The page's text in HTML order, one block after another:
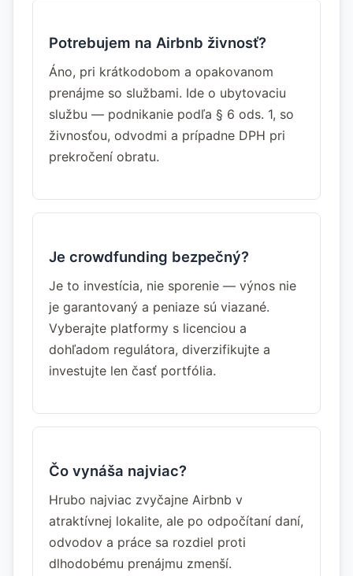
Potrebujem na Airbnb živnosť?
Áno, pri krátkodobom a opakovanom
prenájme so službami. Ide o ubytovaciu
službu — podnikanie podľa § 6 ods. 1, so
živnosťou, odvodmi a prípadne DPH pri
prekročení obratu.
Je crowdfunding bezpečný?
Je to investícia, nie sporenie — výnos nie
je garantovaný a peniaze sú viazané.
Vyberajte platformy s licenciou a
dohľadom regulátora, diverzifikujte a
investujte len časť portfólia.
Čo vynáša najviac?
Hrubo najviac zvyčajne Airbnb v
atraktívnej lokalite, ale po odpočítaní daní,
odvodov a práce sa rozdiel proti
dlhodobému prenájmu zmenší.